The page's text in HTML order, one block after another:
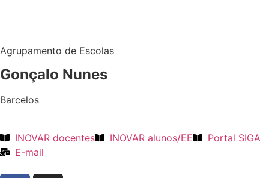
Agrupamento de Escolas
Gonçalo Nunes
Barcelos
INOVAR docentes INOVAR alunos/EE
Portal SIGA
E-mail